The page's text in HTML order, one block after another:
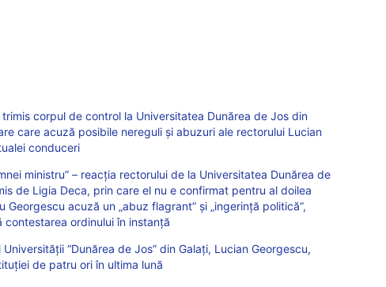
corpul de control la Universitatea Dunărea de Jos din
care acuză posibile nereguli și abuzuri ale rectorului Lucian
conduceri
ministru” – reacția rectorului de la Universitatea Dunărea de
de Ligia Deca, prin care el nu e confirmat pentru al doilea
Georgescu acuză un „abuz flagrant” și „ingerință politică”,
contestarea ordinului în instanță
“Dunărea de Jos” din Galați, Lucian Georgescu,
de patru ori în ultima lună